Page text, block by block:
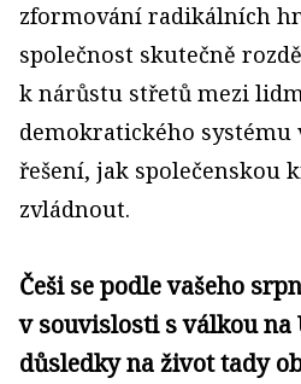
zformování radikálních
společnost skutečně
k nárůstu střetů mezi
demokratického systému
řešení, jak společenskou
zvládnout.
Češi se podle vašeho
v souvislosti s válkou
důsledky na život tady